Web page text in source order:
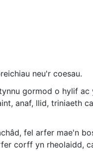
neu'r coesau.
gormod o hylif ac
anaf, llid, triniaeth
fel arfer mae'n
corff yn rheolaidd,